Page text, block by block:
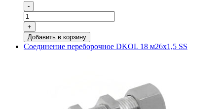
Количество
товара
Соединение
переборочное
DKOL
15
-
+
Добавить в корзину
Соединение переборочное DKOL 18 м26х1,5 SS